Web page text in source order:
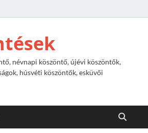
névnapi köszöntő, újévi köszöntők,
húsvéti köszöntők, esküvői